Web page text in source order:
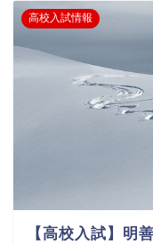
高校入試情報
【高校入試】明